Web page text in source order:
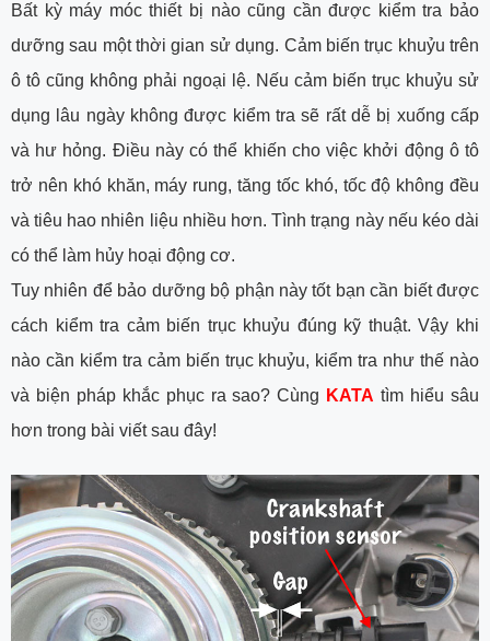
Bất kỳ máy móc thiết bị nào cũng cần được kiểm tra bảo
dưỡng sau một thời gian sử dụng. Cảm biến trục khuỷu trên
ô tô cũng không phải ngoại lệ. Nếu cảm biến trục khuỷu sử
dụng lâu ngày không được kiểm tra sẽ rất dễ bị xuống cấp
và hư hỏng. Điều này có thể khiến cho việc khởi động ô tô
trở nên khó khăn, máy rung, tăng tốc khó, tốc độ không đều
và tiêu hao nhiên liệu nhiều hơn. Tình trạng này nếu kéo dài
có thể làm hủy hoại động cơ.
Tuy nhiên để bảo dưỡng bộ phận này tốt bạn cần biết được
cách kiểm tra cảm biến trục khuỷu đúng kỹ thuật. Vậy khi
nào cần kiểm tra cảm biến trục khuỷu, kiểm tra như thế nào
và biện pháp khắc phục ra sao? Cùng KATA tìm hiểu sâu
hơn trong bài viết sau đây!